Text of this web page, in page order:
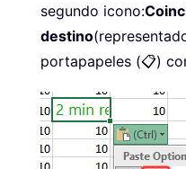
segundo icono:
destino
portapapeles (📋)